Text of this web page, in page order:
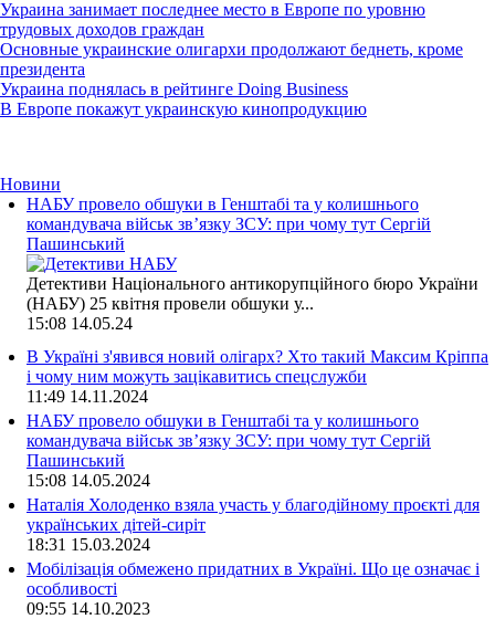
Украина занимает последнее место в Европе по уровню
трудовых доходов граждан
Основные украинские олигархи продолжают беднеть, кроме
президента
Украина поднялась в рейтинге Doing Business
В Европе покажут украинскую кинопродукцию
Новини
НАБУ провело обшуки в Генштабі та у колишнього
командувача військ зв’язку ЗСУ: при чому тут Сергій
Пашинський
Детективи Національного антикорупційного бюро України
(НАБУ) 25 квітня провели обшуки у...
15:08 14.05.24
В Україні з'явився новий олігарх? Хто такий Максим Кріппа
і чому ним можуть зацікавитись спецслужби
11:49 14.11.2024
НАБУ провело обшуки в Генштабі та у колишнього
командувача військ зв’язку ЗСУ: при чому тут Сергій
Пашинський
15:08 14.05.2024
Наталія Холоденко взяла участь у благодійному проєкті для
українських дітей-сиріт
18:31 15.03.2024
Мобілізація обмежено придатних в Україні. Що це означає і
особливості
09:55 14.10.2023